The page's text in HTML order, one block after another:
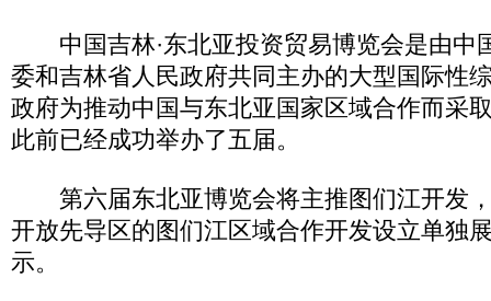
中国吉林·东北亚投资贸易博览会是由中
委和吉林省人民政府共同主办的大型国际性
政府为推动中国与东北亚国家区域合作而采
此前已经成功举办了五届。
第六届东北亚博览会将主推图们江开发
开放先导区的图们江区域合作开发设立单独
示。